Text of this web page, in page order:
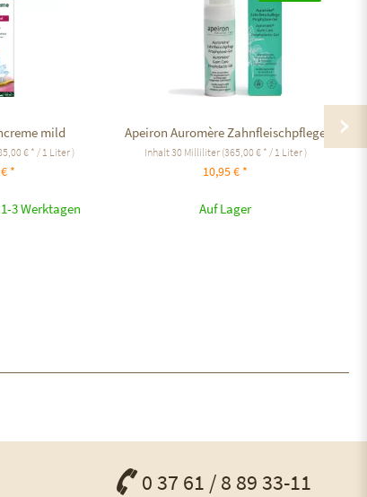
mild
€ * / 1 Liter )
*
3 Werktagen
Apeiron Auromère Zahnfleischpflege
Inhalt30 Milliliter (365,00 € * / 1 Liter )
10,95 € *
Auf Lager
0 37 61 / 8 89 33-11